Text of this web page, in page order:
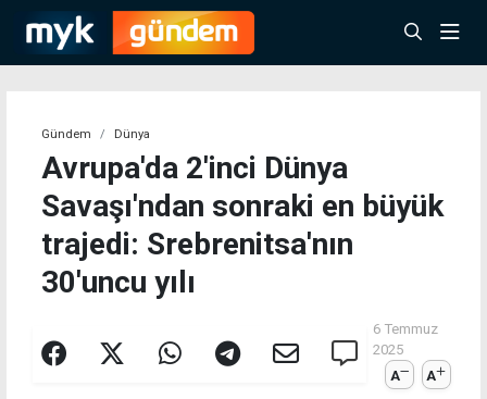
Gündem Dünya
Avrupa'da 2'inci Dünya
Savaşı'ndan sonraki en büyük
trajedi: Srebrenitsa'nın
30'uncu yılı
6 Temmuz
2025
A
A